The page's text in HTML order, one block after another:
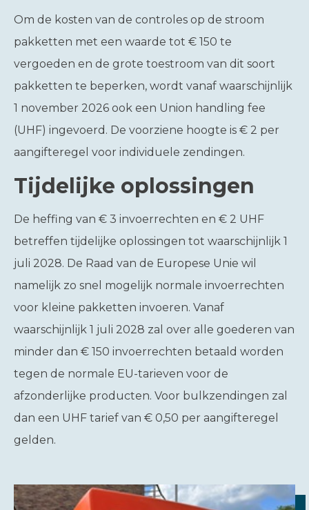
Om de kosten van de controles op de stroom
pakketten met een waarde tot € 150 te
vergoeden en de grote toestroom van dit soort
pakketten te beperken, wordt vanaf waarschijnlijk
1 november 2026 ook een Union handling fee
(UHF) ingevoerd. De voorziene hoogte is € 2 per
aangifteregel voor individuele zendingen.
Tijdelijke oplossingen
De heffing van € 3 invoerrechten en € 2 UHF
betreffen tijdelijke oplossingen tot waarschijnlijk 1
juli 2028. De Raad van de Europese Unie wil
namelijk zo snel mogelijk normale invoerrechten
voor kleine pakketten invoeren. Vanaf
waarschijnlijk 1 juli 2028 zal over alle goederen van
minder dan € 150 invoerrechten betaald worden
tegen de normale EU-tarieven voor de
afzonderlijke producten. Voor bulkzendingen zal
dan een UHF tarief van € 0,50 per aangifteregel
gelden.